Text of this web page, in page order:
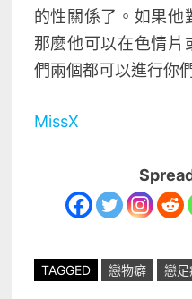
的性關係了。如果他
那麼他可以在色情片
們兩個都可以進行你
MissX
TAGGED 戀物癖 戀足